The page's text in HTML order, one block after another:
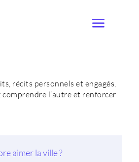
récits personnels et engagés,
l’autre et renforcer